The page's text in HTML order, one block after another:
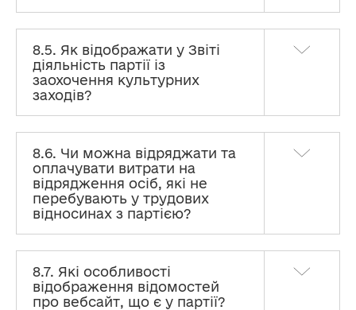
8.5. Як відображати у Звіті
діяльність партії із
заохочення культурних
заходів?
8.6. Чи можна відряджати та
оплачувати витрати на
відрядження осіб, які не
перебувають у трудових
відносинах з партією?
8.7. Які особливості
відображення відомостей
про вебсайт, що є у партії?